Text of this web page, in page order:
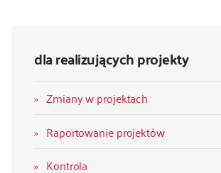
dla realizujących projekty
Zmiany w projektach
Raportowanie projektów
Kontrola